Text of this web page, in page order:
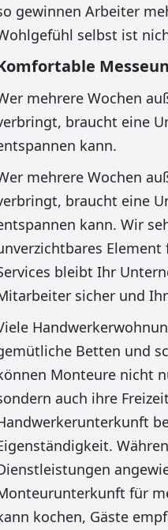
gewinnen Arbeiter
selbst ist
mehrere Wochen
braucht eine
kann.
mehrere Wochen
braucht eine
kann. Wir
bleibt Ihr
sicher und
Betten und
Monteure nicht
auch ihre
für
kochen, Gäste